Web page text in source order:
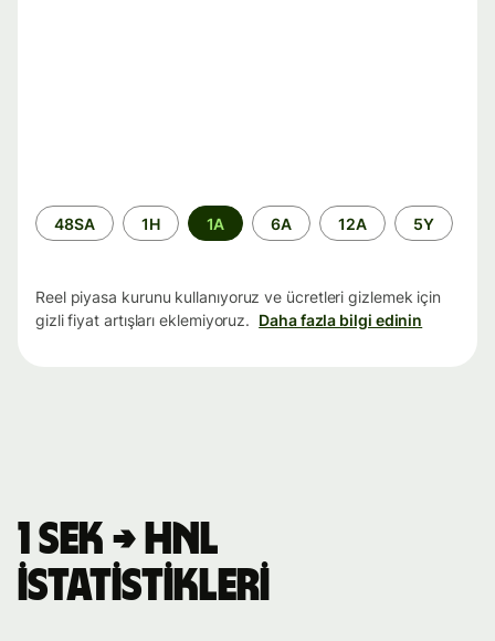
Zaman
aralığı
48SA 1H 1A 6A 12A 5Y
Reel piyasa kurunu kullanıyoruz ve ücretleri gizlemek için
gizli fiyat artışları eklemiyoruz. Daha fazla bilgi edinin
1 SEK → HNL
istatistikleri